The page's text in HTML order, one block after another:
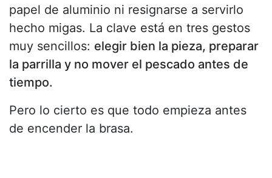
papel de aluminio ni resignarse a servirlo
hecho migas. La clave está en tres gestos
muy sencillos: elegir bien la pieza, preparar
la parrilla y no mover el pescado antes de
tiempo.
Pero lo cierto es que todo empieza antes
de encender la brasa.